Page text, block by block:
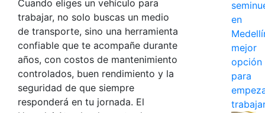
Cuando eliges un vehículo para
trabajar, no solo buscas un medio
de transporte, sino una herramienta
confiable que te acompañe durante
años, con costos de mantenimiento
controlados, buen rendimiento y la
seguridad de que siempre
responderá en tu jornada. El
en
mejor
opción
para